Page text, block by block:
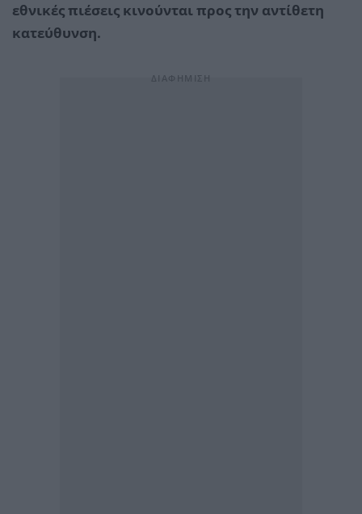
εθνικές πιέσεις κινούνται προς την αντίθετη
κατεύθυνση.